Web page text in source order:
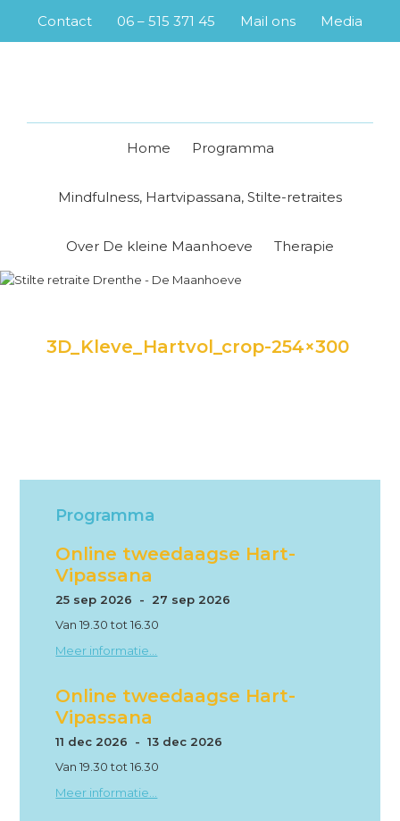
primary
main
primary
footer
Contact 06 – 515 371 45 Mail ons Media
Home Programma
Mindfulness, Hartvipassana, Stilte-retraites
Over De kleine Maanhoeve Therapie
3D_Kleve_Hartvol_crop-254×300
Primary
Sidebar
Programma
Online tweedaagse Hart-
Vipassana
25 sep 2026 - 27 sep 2026
Van 19.30 tot 16.30
Meer informatie...
Online tweedaagse Hart-
Vipassana
11 dec 2026 - 13 dec 2026
Van 19.30 tot 16.30
Meer informatie...